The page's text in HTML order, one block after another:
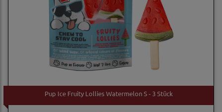
Pup Ice Fruity Lollies Watermelon S - 3 Stück